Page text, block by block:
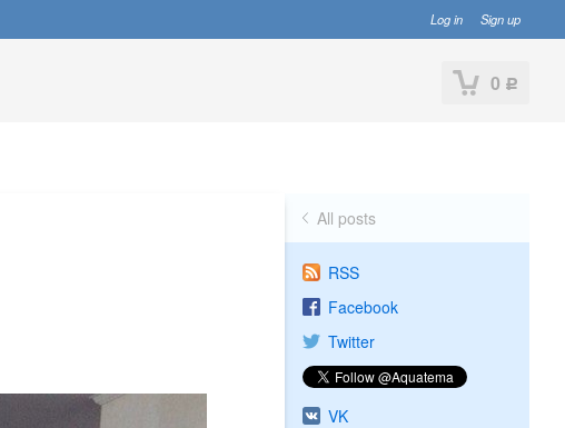
Log in Sign up
0 Р
All posts
RSS
Facebook
Twitter
VK